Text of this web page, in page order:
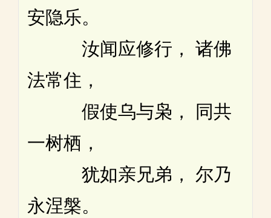
安隐乐。
汝闻应修行， 诸佛
法常住，
假使乌与枭， 同共
一树栖，
犹如亲兄弟， 尔乃
永涅槃。